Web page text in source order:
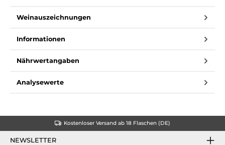
Weinauszeichnungen
Informationen
Nährwertangaben
Analysewerte
Kostenloser Versand ab 18 Flaschen (DE)
NEWSLETTER